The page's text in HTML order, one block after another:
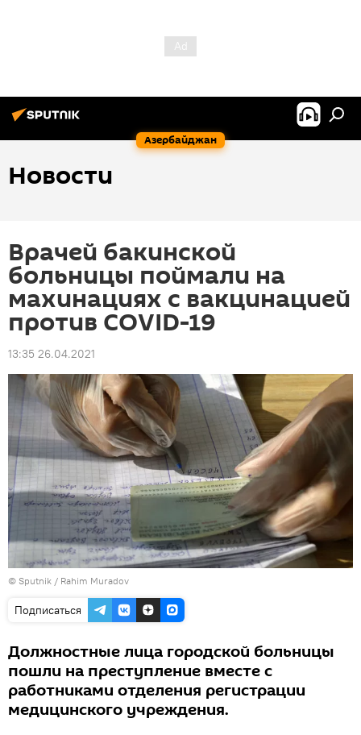
Азербайджан
Новости
Врачей бакинской
больницы поймали на
махинациях с вакцинацией
против COVID-19
13:35 26.04.2021
© Sputnik / Rahim Muradov
Подписаться
Должностные лица городской больницы
пошли на преступление вместе с
работниками отделения регистрации
медицинского учреждения.